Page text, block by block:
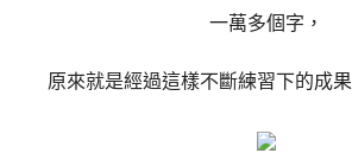
一萬多個字，
原來就是經過這樣不斷練習下的成